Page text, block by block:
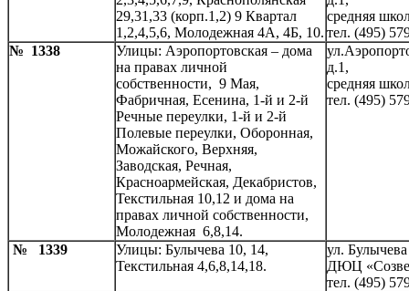
29,31,33 (корп.1,2) 9 Квартал
1,2,4,5,6, Молодежная 4А, 4Б, 10.
средняя
тел. (495)
№ 1338
Улицы: Аэропортовская – дома
на правах личной
собственности, 9 Мая,
Фабричная, Есенина, 1-й и 2-й
Речные переулки, 1-й и 2-й
Полевые переулки, Оборонная,
Можайского, Верхняя,
Заводская, Речная,
Красноармейская, Декабристов,
Текстильная 10,12 и дома на
правах личной собственности,
Молодежная 6,8,14.
д.1,
средняя
тел. (495)
№ 1339
Улицы: Булычева 10, 14,
Текстильная 4,6,8,14,18.
ул.
ДЮЦ
тел. (495)